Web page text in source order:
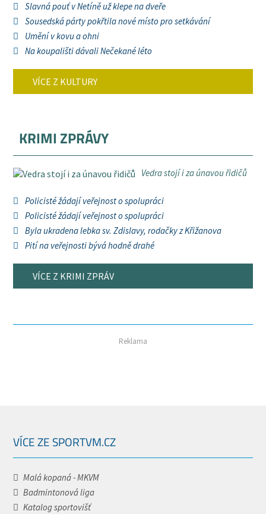
Slavná pouť v Netíně už klepe na dveře
Sousedská párty pokřtila nové místo pro setkávání
Umění v kovu a ohni
Na koupališti dávali Nečekané léto
VÍCE Z KULTURY
KRIMI ZPRÁVY
Vedra stojí i za únavou řidičů
Policisté žádají veřejnost o spolupráci
Policisté žádají veřejnost o spolupráci
Byla ukradena lebka sv. Zdislavy, rodačky z Křižanova
Pití na veřejnosti bývá hodně drahé
VÍCE Z KRIMI ZPRÁV
Reklama
VÍCE ZE SPORTVM.CZ
Malá kopaná - MKVM
Badmintonová liga
Katalog sportovišť